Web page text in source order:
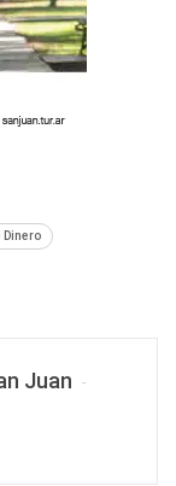
Dinero
Juan